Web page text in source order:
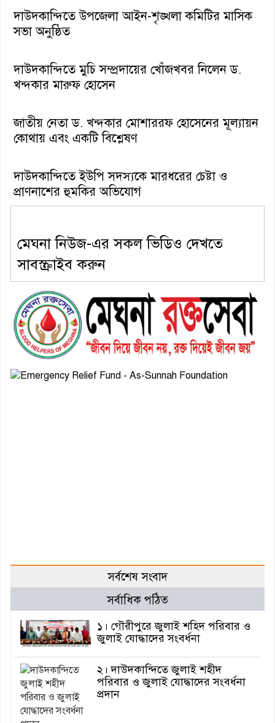
দাউদকান্দিতে উপজেলা আইন-শৃঙ্খলা কমিটির মাসিক
সভা অনুষ্ঠিত
দাউদকান্দিতে মুচি সম্প্রদায়ের খোঁজখবর নিলেন ড.
খন্দকার মারুফ হোসেন
জাতীয় নেতা ড. খন্দকার মোশাররফ হোসেনের মূল্যায়ন
কোথায় এবং একটি বিশ্লেষণ
দাউদকান্দিতে ইউপি সদস্যকে মারধরের চেষ্টা ও
প্রাণনাশের হুমকির অভিযোগ
মেঘনা নিউজ-এর সকল ভিডিও দেখতে
সাবস্ক্রাইব করুন
সর্বশেষ সংবাদ
সর্বাধিক পঠিত
১। গৌরীপুরে জুলাই শহিদ পরিবার ও
জুলাই যোদ্ধাদের সংবর্ধনা
২। দাউদকান্দিতে জুলাই শহীদ
পরিবার ও জুলাই যোদ্ধাদের সংবর্ধনা
প্রদান